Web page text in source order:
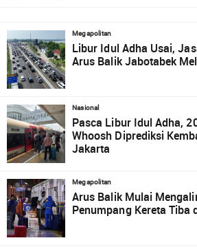
Megapolitan
Libur Idul Adha Usai,
Arus Balik Jabotabek
Nasional
Pasca Libur Idul Adha,
Whoosh Diprediksi
Jakarta
Megapolitan
Arus Balik Mulai
Penumpang Kereta Tiba